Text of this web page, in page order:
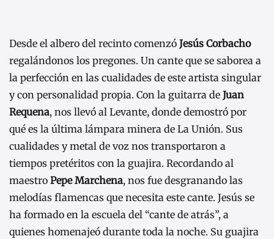
Desde el albero del recinto comenzó Jesús Corbacho
regalándonos los pregones. Un cante que se saborea a
la perfección en las cualidades de este artista singular
y con personalidad propia. Con la guitarra de Juan
Requena, nos llevó al Levante, donde demostró por
qué es la última lámpara minera de La Unión. Sus
cualidades y metal de voz nos transportaron a
tiempos pretéritos con la guajira. Recordando al
maestro Pepe Marchena, nos fue desgranando las
melodías flamencas que necesita este cante. Jesús se
ha formado en la escuela del “cante de atrás”, a
quienes homenajeó durante toda la noche. Su guajira